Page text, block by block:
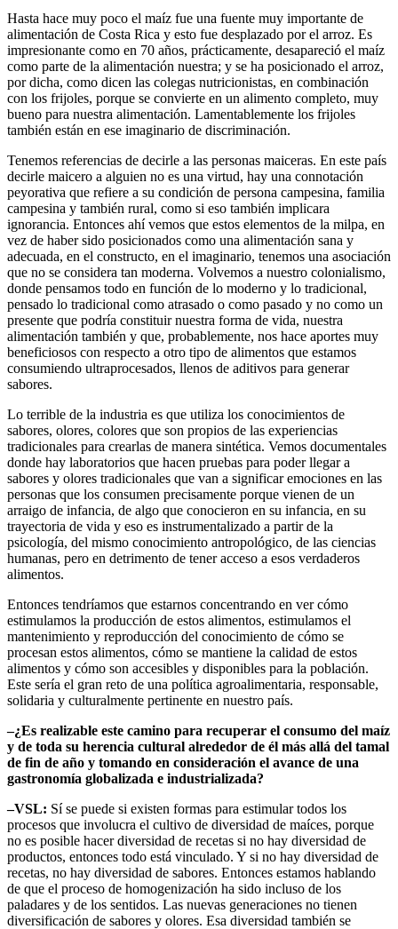
Hasta hace muy poco el maíz fue una fuente muy importante de
alimentación de Costa Rica y esto fue desplazado por el arroz. Es
impresionante como en 70 años, prácticamente, desapareció el maíz
como parte de la alimentación nuestra; y se ha posicionado el arroz,
por dicha, como dicen las colegas nutricionistas, en combinación
con los frijoles, porque se convierte en un alimento completo, muy
bueno para nuestra alimentación. Lamentablemente los frijoles
también están en ese imaginario de discriminación.
Tenemos referencias de decirle a las personas maiceras. En este país
decirle maicero a alguien no es una virtud, hay una connotación
peyorativa que refiere a su condición de persona campesina, familia
campesina y también rural, como si eso también implicara
ignorancia. Entonces ahí vemos que estos elementos de la milpa, en
vez de haber sido posicionados como una alimentación sana y
adecuada, en el constructo, en el imaginario, tenemos una asociación
que no se considera tan moderna. Volvemos a nuestro colonialismo,
donde pensamos todo en función de lo moderno y lo tradicional,
pensado lo tradicional como atrasado o como pasado y no como un
presente que podría constituir nuestra forma de vida, nuestra
alimentación también y que, probablemente, nos hace aportes muy
beneficiosos con respecto a otro tipo de alimentos que estamos
consumiendo ultraprocesados, llenos de aditivos para generar
sabores.
Lo terrible de la industria es que utiliza los conocimientos de
sabores, olores, colores que son propios de las experiencias
tradicionales para crearlas de manera sintética. Vemos documentales
donde hay laboratorios que hacen pruebas para poder llegar a
sabores y olores tradicionales que van a significar emociones en las
personas que los consumen precisamente porque vienen de un
arraigo de infancia, de algo que conocieron en su infancia, en su
trayectoria de vida y eso es instrumentalizado a partir de la
psicología, del mismo conocimiento antropológico, de las ciencias
humanas, pero en detrimento de tener acceso a esos verdaderos
alimentos.
Entonces tendríamos que estarnos concentrando en ver cómo
estimulamos la producción de estos alimentos, estimulamos el
mantenimiento y reproducción del conocimiento de cómo se
procesan estos alimentos, cómo se mantiene la calidad de estos
alimentos y cómo son accesibles y disponibles para la población.
Este sería el gran reto de una política agroalimentaria, responsable,
solidaria y culturalmente pertinente en nuestro país.
–¿Es realizable este camino para recuperar el consumo del maíz
y de toda su herencia cultural alrededor de él más allá del tamal
de fin de año y tomando en consideración el avance de una
gastronomía globalizada e industrializada?
–VSL: Sí se puede si existen formas para estimular todos los
procesos que involucra el cultivo de diversidad de maíces, porque
no es posible hacer diversidad de recetas si no hay diversidad de
productos, entonces todo está vinculado. Y si no hay diversidad de
recetas, no hay diversidad de sabores. Entonces estamos hablando
de que el proceso de homogenización ha sido incluso de los
paladares y de los sentidos. Las nuevas generaciones no tienen
diversificación de sabores y olores. Esa diversidad también se